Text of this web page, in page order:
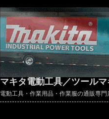
マキタ電動工具／ツール
電動工具・作業用品・作業服の通販専